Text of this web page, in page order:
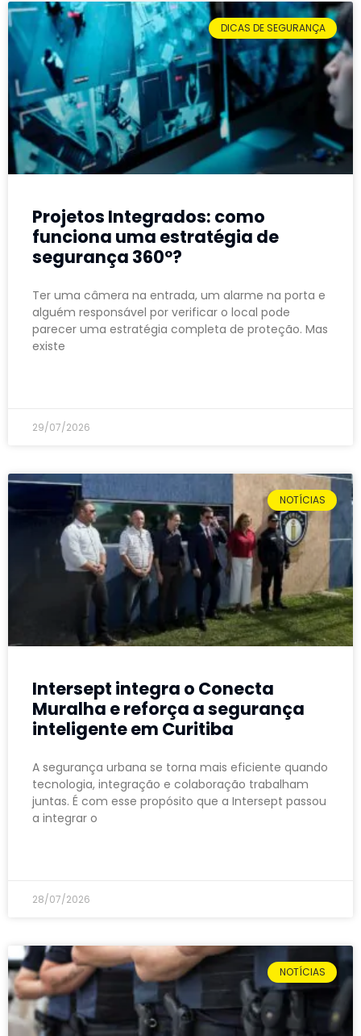
DICAS DE SEGURANÇA
Projetos Integrados: como
funciona uma estratégia de
segurança 360º?
Ter uma câmera na entrada, um alarme na porta e
alguém responsável por verificar o local pode
parecer uma estratégia completa de proteção. Mas
existe
29/07/2026
NOTÍCIAS
Intersept integra o Conecta
Muralha e reforça a segurança
inteligente em Curitiba
A segurança urbana se torna mais eficiente quando
tecnologia, integração e colaboração trabalham
juntas. É com esse propósito que a Intersept passou
a integrar o
28/07/2026
NOTÍCIAS